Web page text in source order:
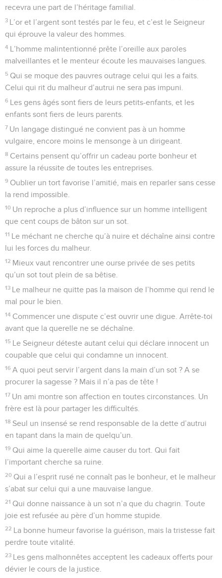
recevra une part de l’héritage familial.
3 L’or et l’argent sont testés par le feu, et c’est le Seigneur
qui éprouve la valeur des hommes.
4 L’homme malintentionné prête l’oreille aux paroles
malveillantes et le menteur écoute les mauvaises langues.
5 Qui se moque des pauvres outrage celui qui les a faits.
Celui qui rit du malheur d’autrui ne sera pas impuni.
6 Les gens âgés sont fiers de leurs petits-enfants, et les
enfants sont fiers de leurs parents.
7 Un langage distingué ne convient pas à un homme
vulgaire, encore moins le mensonge à un dirigeant.
8 Certains pensent qu’offrir un cadeau porte bonheur et
assure la réussite de toutes les entreprises.
9 Oublier un tort favorise l’amitié, mais en reparler sans cesse
la rend impossible.
10 Un reproche a plus d’influence sur un homme intelligent
que cent coups de bâton sur un sot.
11 Le méchant ne cherche qu’à nuire et déchaîne ainsi contre
lui les forces du malheur.
12 Mieux vaut rencontrer une ourse privée de ses petits
qu’un sot tout plein de sa bêtise.
13 Le malheur ne quitte pas la maison de l’homme qui rend le
mal pour le bien.
14 Commencer une dispute c’est ouvrir une digue. Arrête-toi
avant que la querelle ne se déchaîne.
15 Le Seigneur déteste autant celui qui déclare innocent un
coupable que celui qui condamne un innocent.
16 A quoi peut servir l’argent dans la main d’un sot ? A se
procurer la sagesse ? Mais il n’a pas de tête !
17 Un ami montre son affection en toutes circonstances. Un
frère est là pour partager les difficultés.
18 Seul un insensé se rend responsable de la dette d’autrui
en tapant dans la main de quelqu’un.
19 Qui aime la querelle aime causer du tort. Qui fait
l’important cherche sa ruine.
20 Qui a l’esprit rusé ne connaît pas le bonheur, et le malheur
s’abat sur celui qui a une mauvaise langue.
21 Qui donne naissance à un sot n’a que du chagrin. Toute
joie est refusée au père d’un homme stupide.
22 La bonne humeur favorise la guérison, mais la tristesse fait
perdre toute vitalité.
23 Les gens malhonnêtes acceptent les cadeaux offerts pour
dévier le cours de la justice.